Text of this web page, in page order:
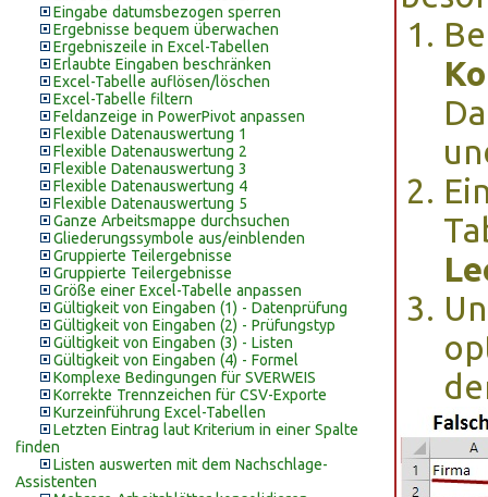
Eingabe datumsbezogen sperren
Ergebnisse bequem überwachen
Ergebniszeile in Excel-Tabellen
Erlaubte Eingaben beschränken
Excel-Tabelle auflösen/löschen
Excel-Tabelle filtern
Feldanzeige in PowerPivot anpassen
Flexible Datenauswertung 1
Flexible Datenauswertung 2
Flexible Datenauswertung 3
Flexible Datenauswertung 4
Flexible Datenauswertung 5
Ganze Arbeitsmappe durchsuchen
Gliederungssymbole aus/einblenden
Gruppierte Teilergebnisse
Gruppierte Teilergebnisse
Größe einer Excel-Tabelle anpassen
Gültigkeit von Eingaben (1) - Datenprüfung
Gültigkeit von Eingaben (2) - Prüfungstyp
Gültigkeit von Eingaben (3) - Listen
Gültigkeit von Eingaben (4) - Formel
Komplexe Bedingungen für SVERWEIS
Korrekte Trennzeichen für CSV-Exporte
Kurzeinführung Excel-Tabellen
Letzten Eintrag laut Kriterium in einer Spalte
finden
Listen auswerten mit dem Nachschlage-
Assistenten